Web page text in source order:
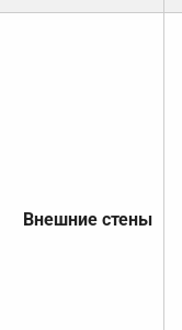
Внешние стены